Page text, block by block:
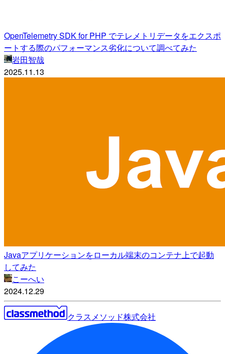
OpenTelemetry SDK for PHP でテレメトリデータをエクスポ
ートする際のパフォーマンス劣化について調べてみた
岩田智哉
2025.11.13
Javaアプリケーションをローカル端末のコンテナ上で起動
してみた
こーへい
2024.12.29
クラスメソッド株式会社